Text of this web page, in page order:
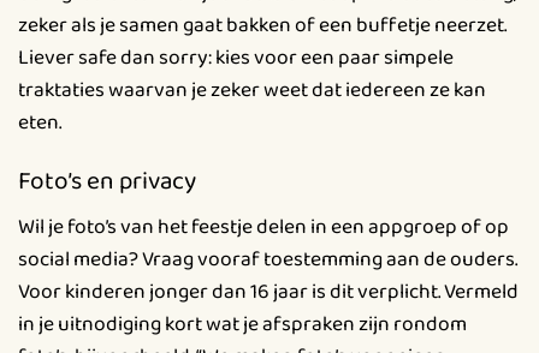
zeker als je samen gaat bakken of een buffetje neerzet.
Liever safe dan sorry: kies voor een paar simpele
traktaties waarvan je zeker weet dat iedereen ze kan
eten.
Foto’s en privacy
Wil je foto’s van het feestje delen in een appgroep of op
social media? Vraag vooraf toestemming aan de ouders.
Voor kinderen jonger dan 16 jaar is dit verplicht. Vermeld
in je uitnodiging kort wat je afspraken zijn rondom